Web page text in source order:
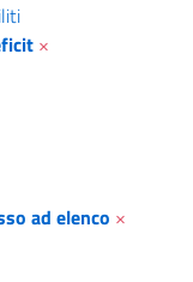
×
ad elenco ×